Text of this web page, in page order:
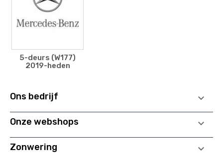
5-deurs (W177)
2019-heden
Ons bedrijf 
Onze webshops 
Zonwering 